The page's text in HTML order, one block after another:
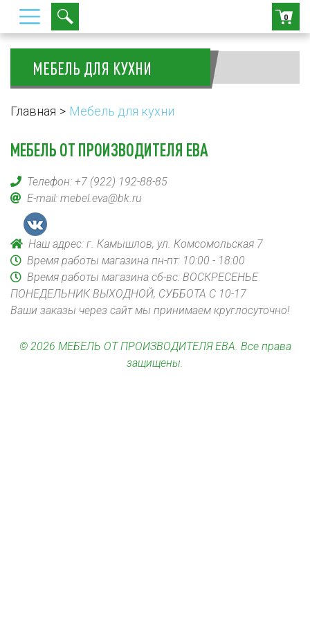
0
МЕБЕЛЬ ДЛЯ КУХНИ
Сортировать:
Главная Мебель для кухни
МЕБЕЛЬ ОТ ПРОИЗВОДИТЕЛЯ ЕВА
Телефон: +7 (922) 192-88-85
E-mail: mebel.eva@bk.ru
Наш адрес: г. Камышлов, ул. Комсомольская 7
Время работы магазина пн-пт: 10:00 - 18:00
Время работы магазина сб-вс: ВОСКРЕСЕНЬЕ
ПОНЕДЕЛЬНИК ВЫХОДНОЙ, СУББОТА С 10-17
Ваши заказы через сайт мы принимаем круглосуточно!
© 2026 МЕБЕЛЬ ОТ ПРОИЗВОДИТЕЛЯ ЕВА. Все права
защищены.